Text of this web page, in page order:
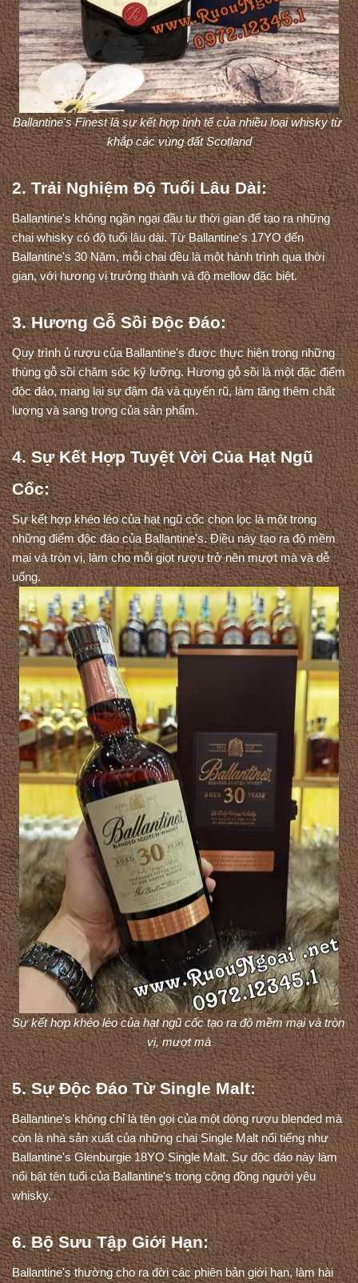
Ballantine's Finest là sự kết hợp tinh tế của nhiều loại whisky từ
khắp các vùng đất Scotland
2. Trải Nghiệm Độ Tuổi Lâu Dài:
Ballantine's không ngần ngại đầu tư thời gian để tạo ra những
chai whisky có độ tuổi lâu dài. Từ Ballantine's 17YO đến
Ballantine's 30 Năm, mỗi chai đều là một hành trình qua thời
gian, với hương vị trưởng thành và độ mellow đặc biệt.
3. Hương Gỗ Sồi Độc Đáo:
Quy trình ủ rượu của Ballantine's được thực hiện trong những
thùng gỗ sồi chăm sóc kỹ lưỡng. Hương gỗ sồi là một đặc điểm
độc đáo, mang lại sự đậm đà và quyến rũ, làm tăng thêm chất
lượng và sang trọng của sản phẩm.
4. Sự Kết Hợp Tuyệt Vời Của Hạt Ngũ
Cốc:
Sự kết hợp khéo léo của hạt ngũ cốc chọn lọc là một trong
những điểm độc đáo của Ballantine's. Điều này tạo ra độ mềm
mại và tròn vị, làm cho mỗi giọt rượu trở nên mượt mà và dễ
uống.
Sự kết hợp khéo léo của hạt ngũ cốc tạo ra độ mềm mại và tròn
vị, mượt mà
5. Sự Độc Đáo Từ Single Malt:
Ballantine's không chỉ là tên gọi của một dòng rượu blended mà
còn là nhà sản xuất của những chai Single Malt nổi tiếng như
Ballantine's Glenburgie 18YO Single Malt. Sự độc đáo này làm
nổi bật tên tuổi của Ballantine's trong cộng đồng người yêu
whisky.
6. Bộ Sưu Tập Giới Hạn:
Ballantine's thường cho ra đời các phiên bản giới hạn, làm hài